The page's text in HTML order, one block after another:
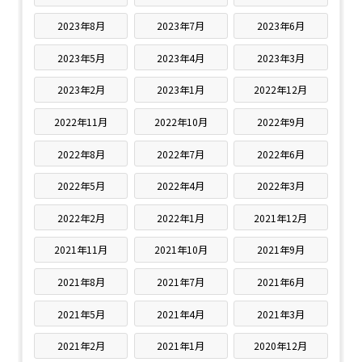
2023年8月 2023年7月 2023年6月
2023年5月 2023年4月 2023年3月
2023年2月 2023年1月 2022年12月
2022年11月 2022年10月 2022年9月
2022年8月 2022年7月 2022年6月
2022年5月 2022年4月 2022年3月
2022年2月 2022年1月 2021年12月
2021年11月 2021年10月 2021年9月
2021年8月 2021年7月 2021年6月
2021年5月 2021年4月 2021年3月
2021年2月 2021年1月 2020年12月